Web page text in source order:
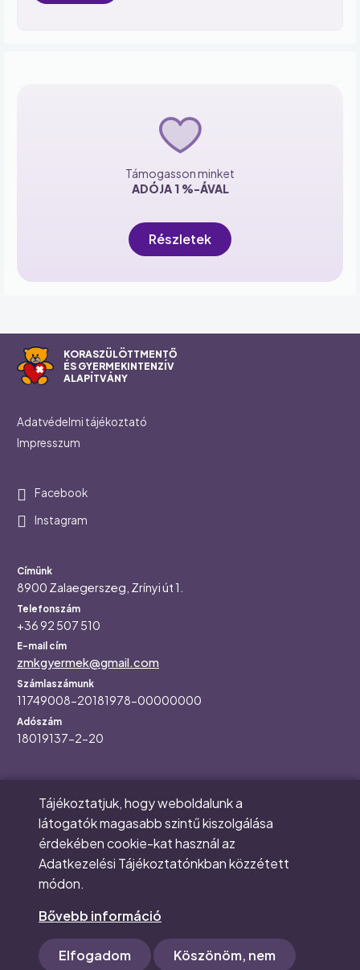
Támogasson minket
ADÓJA 1 %-ÁVAL
Részletek
KORASZÜLÖTTMENTŐ
ÉS GYERMEKINTENZÍV
ALAPÍTVÁNY
Footer
Adatvédelmi tájékoztató
Impresszum
Social
Facebook
Instagram
Az alapítvány elérhetőségei
Címünk
8900 Zalaegerszeg, Zrínyi út 1.
Telefonszám
+36 92 507 510
E-mail cím
zmkgyermek@gmail.com
Számlaszámunk
11749008-20181978-00000000
Adószám
18019137-2-20
Main
navigation
RÓLUNK
KORASZÜLÖTTMENTÉS
ÁLMAINK
ADOMÁNYOZÁS
This block requires the "Enable floating privacy settings
tab and withdraw consent banner" to be enabled in
Tájékoztatjuk, hogy weboldalunk a
látogatók magasabb szintű kiszolgálása
érdekében cookie-kat használ az
Adatkezelési Tájékoztatónkban közzétett
módon.
Bővebb információ
Elfogadom Köszönöm, nem